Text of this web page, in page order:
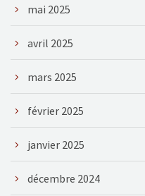
mai 2025
avril 2025
mars 2025
février 2025
janvier 2025
décembre 2024